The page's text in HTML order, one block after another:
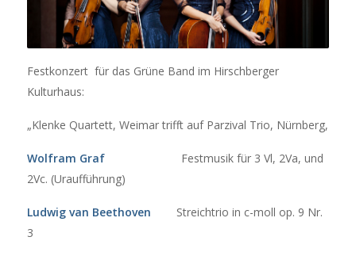
Festkonzert für das Grüne Band im Hirschberger
Kulturhaus:
„Klenke Quartett, Weimar trifft auf Parzival Trio, Nürnberg,
Wolfram Graf
Festmusik für 3 Vl, 2Va, und
2Vc. (Uraufführung)
Ludwig van Beethoven Streichtrio in c-moll op. 9 Nr.
3